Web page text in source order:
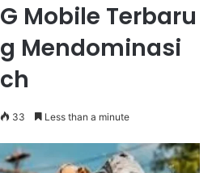
Mobile Terbaru
Mendominasi
33 Less than a minute